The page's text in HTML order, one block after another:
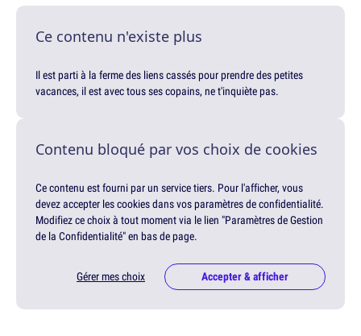
Ce contenu n'existe plus
Il est parti à la ferme des liens cassés pour prendre des petites
vacances, il est avec tous ses copains, ne t'inquiète pas.
Contenu bloqué par vos choix de cookies
Ce contenu est fourni par un service tiers. Pour l'afficher, vous
devez accepter les cookies dans vos paramètres de confidentialité.
Modifiez ce choix à tout moment via le lien "Paramètres de Gestion
de la Confidentialité" en bas de page.
Gérer mes choix Accepter & afficher